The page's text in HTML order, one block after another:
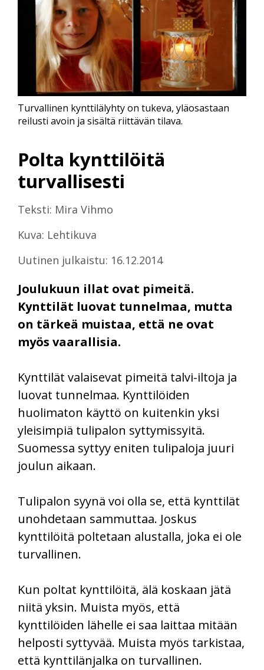
Polta kynttilöitä
turvallisesti
Teksti: Mira Vihmo
Kuva: Lehtikuva
Uutinen julkaistu: 16.12.2014
Joulukuun illat ovat pimeitä.
Kynttilät luovat tunnelmaa, mutta
on tärkeä muistaa, että ne ovat
myös vaarallisia.
Turvallinen kynttilälyhty on tukeva, yläosastaan
reilusti avoin ja sisältä riittävän tilava.
Kynttilät valaisevat pimeitä talvi-iltoja ja
luovat tunnelmaa. Kynttilöiden
huolimaton käyttö on kuitenkin yksi
yleisimpiä tulipalon syttymissyitä.
Suomessa syttyy eniten tulipaloja juuri
joulun aikaan.
Tulipalon syynä voi olla se, että kynttilät
unohdetaan sammuttaa. Joskus
kynttilöitä poltetaan alustalla, joka ei ole
turvallinen.
Kun poltat kynttilöitä, älä koskaan jätä
niitä yksin. Muista myös, että
kynttilöiden lähelle ei saa laittaa mitään
helposti syttyvää. Muista myös tarkistaa,
että kynttilänjalka on turvallinen.